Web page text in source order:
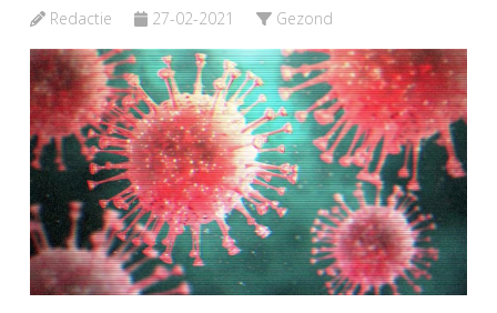
Redactie 27-02-2021 Gezond